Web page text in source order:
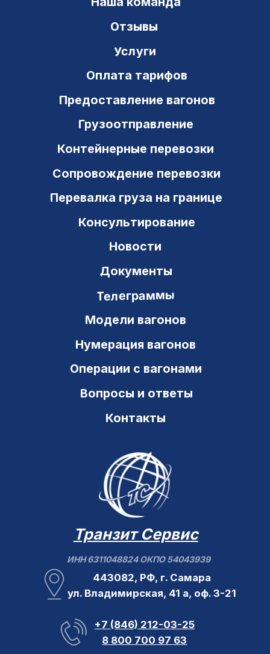
ул. Владимирская, 41 а, оф. 3-21
office@ts-gk.ru
+7 (846) 212-03-25
8 800 700 97 63
© Транзит Сервис 2000–2026
ИНН 6311048824 ОКПО 54043939
Транзит Сервис
Политика конфиденциальности
Контакты
Вопросы и ответы